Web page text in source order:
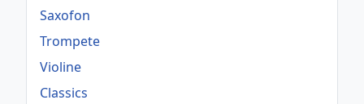
Saxofon
Trompete
Violine
Classics